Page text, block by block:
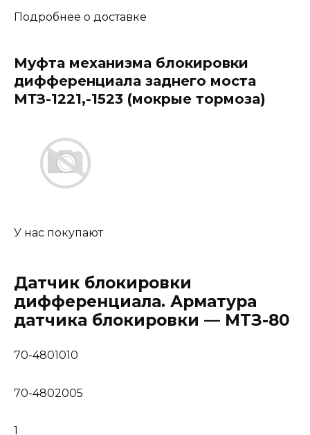
Подробнее о доставке
Муфта механизма блокировки
дифференциала заднего моста
МТЗ-1221,-1523 (мокрые тормоза)
У нас покупают
Датчик блокировки
дифференциала. Арматура
датчика блокировки — МТЗ-80
70-4801010
70-4802005
1